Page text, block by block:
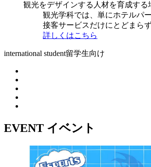
観光をデザインする人材を育成する
観光学科では、単にホテルパ
接客サービスだけにとどまら
詳しくはこちら
international student留学生向け
EVENT イベント